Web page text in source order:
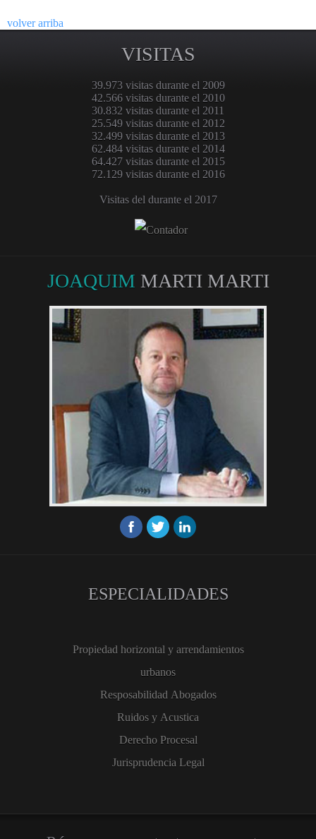
volver arriba
VISITAS
39.973 visitas durante el 2009
42.566 visitas durante el 2010
30.832 visitas durante el 2011
25.549 visitas durante el 2012
32.499 visitas durante el 2013
62.484 visitas durante el 2014
64.427 visitas durante el 2015
72.129 visitas durante el 2016
Visitas del durante el 2017
JOAQUIM MARTI MARTI
ESPECIALIDADES
Propiedad horizontal y arrendamientos
urbanos
Resposabilidad Abogados
Ruidos y Acustica
Derecho Procesal
Jurisprudencia Legal